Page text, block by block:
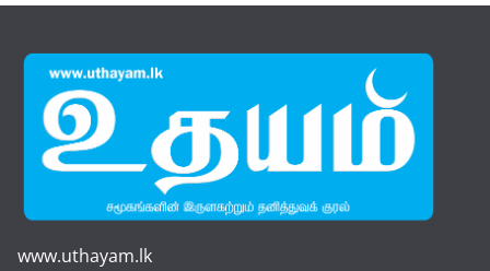
www.uthayam.lk